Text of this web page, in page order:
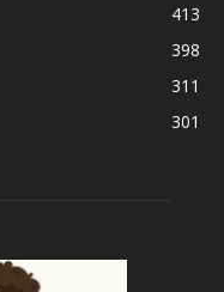
413
398
311
301